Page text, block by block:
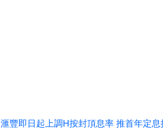
滙豐即日起上調H按封頂息率 推首年定息